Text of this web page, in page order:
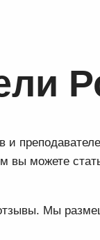
вы можете
Мы